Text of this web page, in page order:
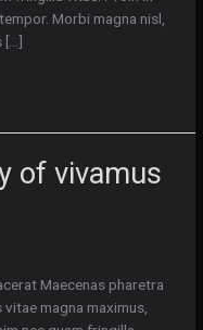
Morbi magna nisl,
[…]
of vivamus
Maecenas pharetra
magna maximus,